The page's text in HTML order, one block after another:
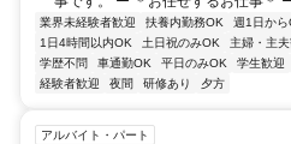
業界未経験者歓迎 扶養内勤務OK 週1日から
1日4時間以内OK
土日祝のみOK 主婦・主
学歴不問
車通勤OK 平日のみOK 学生歓迎
経験者歓迎
夜間 研修あり 夕方
アルバイト・パート